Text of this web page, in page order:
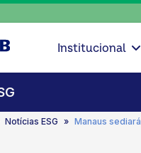
Institucional
Notícias ESG Manaus